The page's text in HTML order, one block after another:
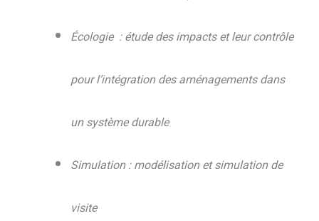
Écologie : étude des impacts et leur contrôle
pour l’intégration des aménagements dans
un système durable
Simulation : modélisation et simulation de
visite